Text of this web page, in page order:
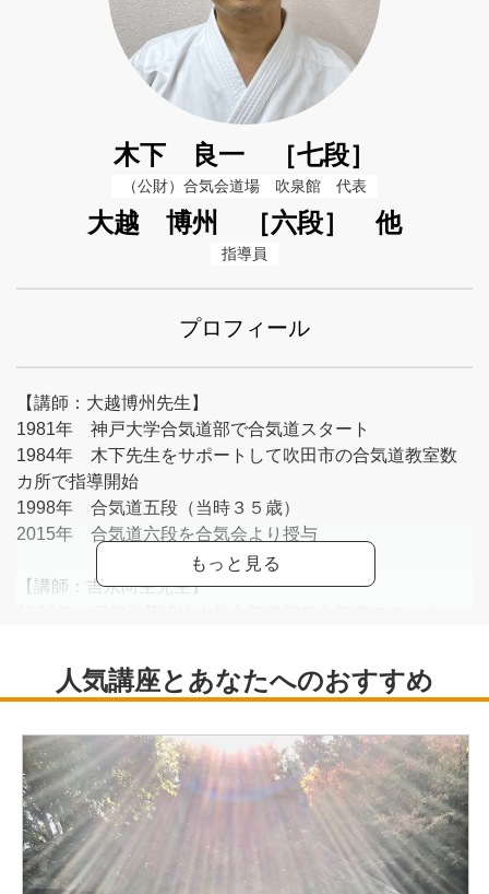
木下 良一 ［七段］
（公財）合気会道場　吹泉館　代表
大越 博州 ［六段］ 他
指導員
プロフィール
【講師：大越博州先生】
1981年 神戸大学合気道部で合気道スタート
1984年 木下先生をサポートして吹田市の合気道教室数
カ所で指導開始
1998年 合気道五段（当時３５歳）
2015年 合気道六段を合気会より授与
【講師：吉永尚生先生】
2024年 合気道五段を合気会より授与
吹泉館の館長として、吹田を拠点に宮崎やアメリカにも支
部道場を持ち、毎年主催講師の国際合気道講習大会には、
国内外各地から多くの受講生が参加する世界的な師範（合
気道七段）。阿部師範(合気道十段、1915～2011)の内弟子
として修行直伝の技。受講者の昇級昇段時には、直接に審
査と指導実施。